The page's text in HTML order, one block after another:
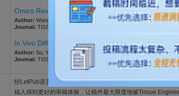
Omics Reveals Signaling-Associated Traits of
Author: Wang, Miao; Tong, Wai Man; Ma, Shuyu; Yu, Yiru; Guo,
Journal: TISSUE ENGINEERING PART A. 2026; Vol. , Issue , pp. -.
In Vivo Differentiation of hESC-Derived Neural Crest
Author: Su, Ying; Duan, Haoyun; Zhu, Hai; Dong, Chunxiao; Zou,
Journal: TISSUE ENGINEERING PART A. 2025; Vol. , Issue , pp. -
经LetPub语言功底雄厚的美籍native English speaker精心编
稿人得到更好的审稿体验，让稿件最大限度地被Tissue